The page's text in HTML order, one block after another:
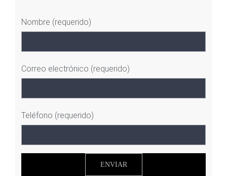
Nombre (requerido)
Correo electrónico (requerido)
Teléfono (requerido)